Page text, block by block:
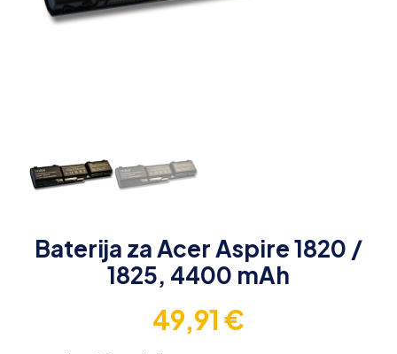
Baterija za Acer Aspire 1820 /
1825, 4400 mAh
49,91 €